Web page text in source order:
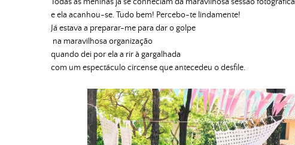
e ela acanhou-se. Tudo bem! Percebo-te lindamente!
Já estava a preparar-me para dar o golpe
na maravilhosa organização
quando dei por ela a rir à gargalhada
com um espectáculo circense que antecedeu o desfile.